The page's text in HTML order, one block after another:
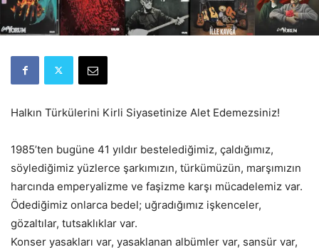
Halkın Türkülerini Kirli Siyasetinize Alet Edemezsiniz!
1985’ten bugüne 41 yıldır bestelediğimiz, çaldığımız,
söylediğimiz yüzlerce şarkımızın, türkümüzün, marşımızın
harcında emperyalizme ve faşizme karşı mücadelemiz var.
Ödediğimiz onlarca bedel; uğradığımız işkenceler,
gözaltılar, tutsaklıklar var.
Konser yasakları var, yasaklanan albümler var, sansür var,